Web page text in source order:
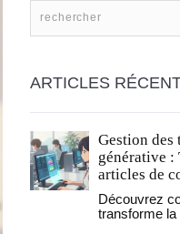
ARTICLES
Gestion
générative :
articles de
Découvrez
transforme